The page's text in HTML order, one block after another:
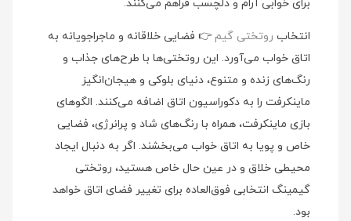
برای خوابی آرام و دلچسب فراهم می‌کنند.
انتخاب روتختی گیم 👉 فضایی خلاقانه و ماجراجویانه به
اتاق خواب می‌آورد. این روتختی‌ها با طرح‌های جذاب و
رنگ‌های زنده و متنوع، دنیای بلوکی و هیجان‌انگیز
ماینکرفت را به دکوراسیون اتاق اضافه می‌کنند. الگوهای
بازی ماینکرفت، همراه با رنگ‌های شاد و پرانرژی، فضایی
خاص و پویا به اتاق خواب می‌بخشند. اگر به دنبال ایجاد
محیطی خلاق و در عین حال خاص هستید، روتختی
گیمینگ انتخابی فوق‌العاده برای تغییر فضای اتاق خواهد
بود.